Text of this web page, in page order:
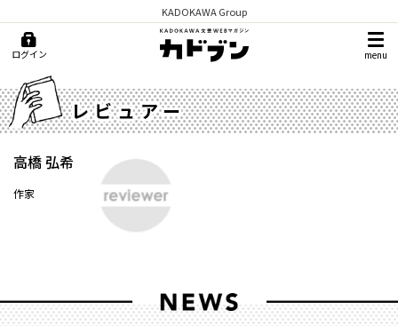
KADOKAWA Group
ログイン menu
レビュアー
高橋 弘希
作家